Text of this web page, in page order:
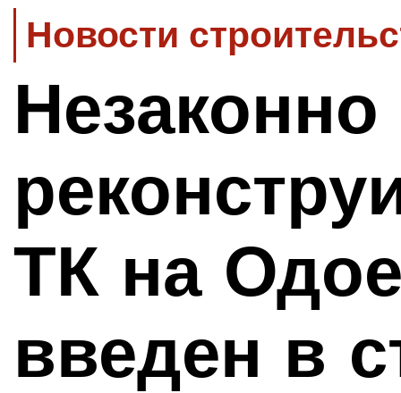
Новости
Незаконно
ТК на
введен в